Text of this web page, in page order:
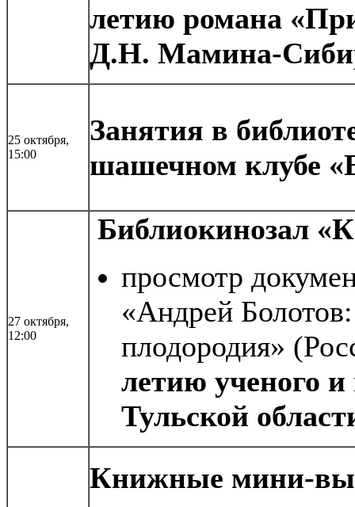
летию романа
Д.Н. Мамина-
25 октября,
15:00
Занятия в
шашечном клубе
27 октября,
12:00
Библиокинозал
просмотр
«Андрей
плодородия»
летию ученого
Тульской
Книжные мини-